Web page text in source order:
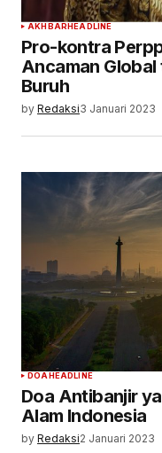
AKHBARHEADLINE
Pro-kontra
Ancaman
Buruh
by Redaksi3 Januari 2023
DOAHEADLINE
Doa Antibanjir
Alam Indonesia
by Redaksi2 Januari 2023